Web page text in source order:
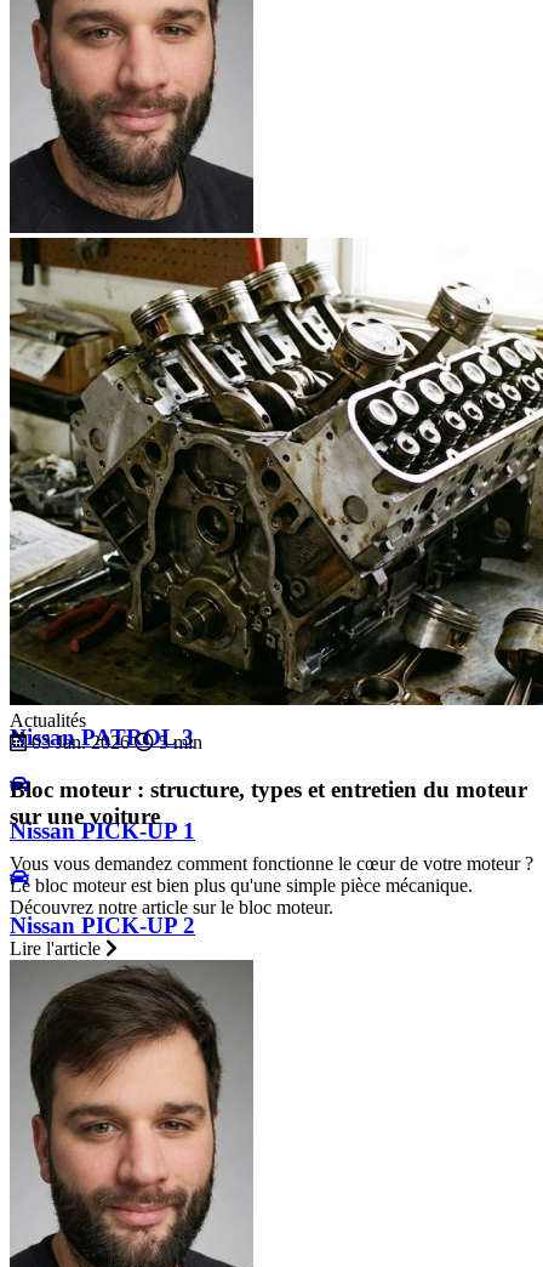
Nissan NV200
Nissan NV250
Nissan NV300
Nissan NV400
Nissan PATHFINDER 2
Nissan PATROL 1
Nissan PATROL 2
Nissan PATROL 3
Nissan PICK-UP 1
Nissan PICK-UP 2
Nissan PICK-UP 3
Nissan PIXO
Nissan PRAIRIE 1
Actualités
03 Jan. 2026
5 min
Bloc moteur : structure, types et entretien du moteur
sur une voiture
Vous vous demandez comment fonctionne le cœur de votre moteur ?
Le bloc moteur est bien plus qu'une simple pièce mécanique.
Découvrez notre article sur le bloc moteur.
Lire l'article